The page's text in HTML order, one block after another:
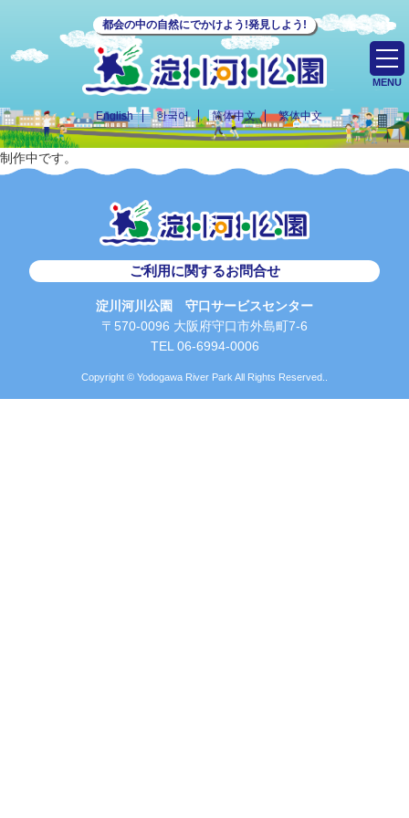
都会の中の自然にでかけよう!発見しよう!
English 한국어 简体中文 繁体中文
MENU
制作中です。
ご利用に関するお問合せ
淀川河川公園 守口サービスセンター
〒570-0096 大阪府守口市外島町7-6
TEL 06-6994-0006
Copyright © Yodogawa River Park All Rights Reserved..